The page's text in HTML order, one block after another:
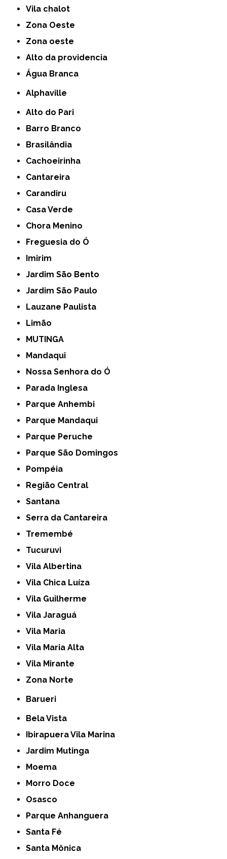
Vila chalot
Zona Oeste
Zona oeste
alto da providencia
Água Branca
Alphaville
Alto do Pari
Barro Branco
Brasilândia
Cachoeirinha
Cantareira
Carandiru
Casa Verde
Chora Menino
Freguesia do Ó
Imirim
Jardim São Bento
Jardim São Paulo
Lauzane Paulista
Limão
MUTINGA
Mandaqui
Nossa Senhora do Ó
Parada Inglesa
Parque Anhembi
Parque Mandaqui
Parque Peruche
Parque São Domingos
Pompéia
Região Central
Santana
Serra da Cantareira
Tremembé
Tucuruvi
Vila Albertina
Vila Chica Luíza
Vila Guilherme
Vila Jaraguá
Vila Maria
Vila Maria Alta
Vila Mirante
Zona Norte
Barueri
Bela Vista
Ibirapuera Vila Marina
Jardim Mutinga
Moema
Morro Doce
Osasco
Parque Anhanguera
Santa Fé
Santa Mônica